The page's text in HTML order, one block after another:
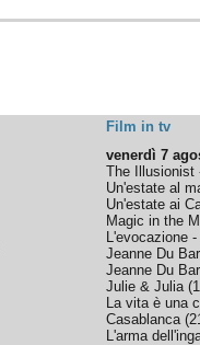
Film in tv
venerdì 7
The Illusionist
Un'estate al
Un'estate ai
Magic in the
L'evocazione
Jeanne Du
Jeanne Du
Julie & Julia(
La vita è una
Casablanca(
L'arma